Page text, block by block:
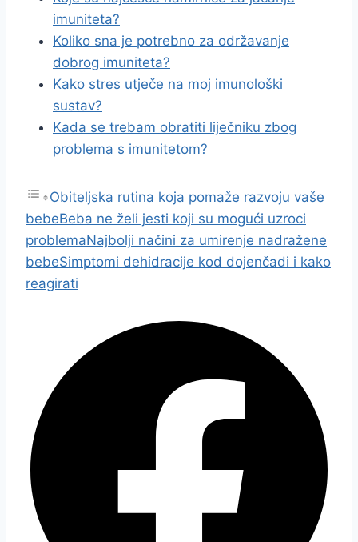
imuniteta?
Koliko sna je potrebno za održavanje
dobrog imuniteta?
Kako stres utječe na moj imunološki
sustav?
Kada se trebam obratiti liječniku zbog
problema s imunitetom?
Obiteljska rutina koja pomaže razvoju vaše
bebeBeba ne želi jesti koji su mogući uzroci
problemaNajbolji načini za umirenje nadražene
bebeSimptomi dehidracije kod dojenčadi i kako
reagirati